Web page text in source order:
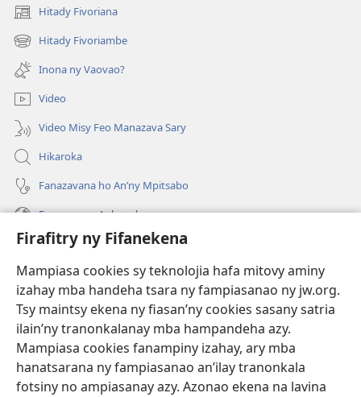
Firafitry ny Fifanekena
Mampiasa cookies sy teknolojia hafa mitovy aminy
izahay mba handeha tsara ny fampiasanao ny jw.org.
Tsy maintsy ekena ny fiasan’ny cookies sasany satria
ilain’ny tranonkalanay mba hampandeha azy.
Mampiasa cookies fanampiny izahay, ary mba
hanatsarana ny fampiasanao an’ilay tranonkala
fotsiny no ampiasanay azy. Azonao ekena na lavina
Hitady Fivoriana
(manokatra
rohy) Hitady Fivoriambe
(manokatra
rohy) Inona ny Vaovao?
Video
Video Misy Feo Manazava Sary
Hikaroka
Fanazavana ho An’ny Mpitsabo
Fanazavana Ankapobeny
Fanampiana
Fanomezana
(manokatra
rohy)
FITEHIRIZAM-BOKIN’NY Vavolombelon’i Jehovah
(manokatra
rohy)
JW Hub
(manokatra
rohy)